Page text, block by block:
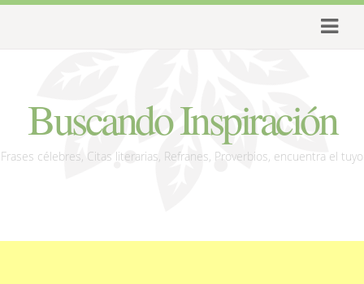
Buscando Inspiración
Frases célebres, Citas literarias, Refranes, Proverbios, encuentra el tuyo